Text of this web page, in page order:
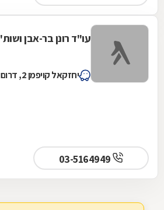
עו"ד רונן בר-אבן ושות'
יחזקאל קויפמן 2, דרום תל אביב
03-5164949